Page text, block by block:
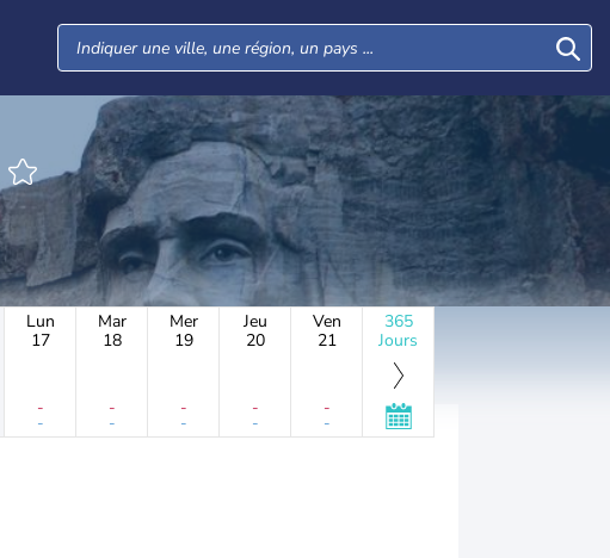
Lun
17
-
-
Mar
18
-
-
Mer
19
-
-
Jeu
20
-
-
Ven
21
-
-
365
Jours